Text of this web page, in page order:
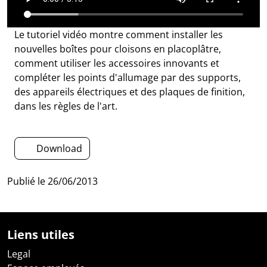
Le tutoriel vidéo montre comment installer les
nouvelles boîtes pour cloisons en placoplâtre,
comment utiliser les accessoires innovants et
compléter les points d'allumage par des supports,
des appareils électriques et des plaques de finition,
dans les règles de l'art.
Download
Publié le26/06/2013
Liens utiles
Legal